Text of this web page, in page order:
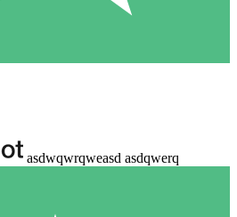
asdwqwrqweasd asdqwerq